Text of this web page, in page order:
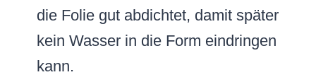
die Folie gut abdichtet, damit später
kein Wasser in die Form eindringen
kann.